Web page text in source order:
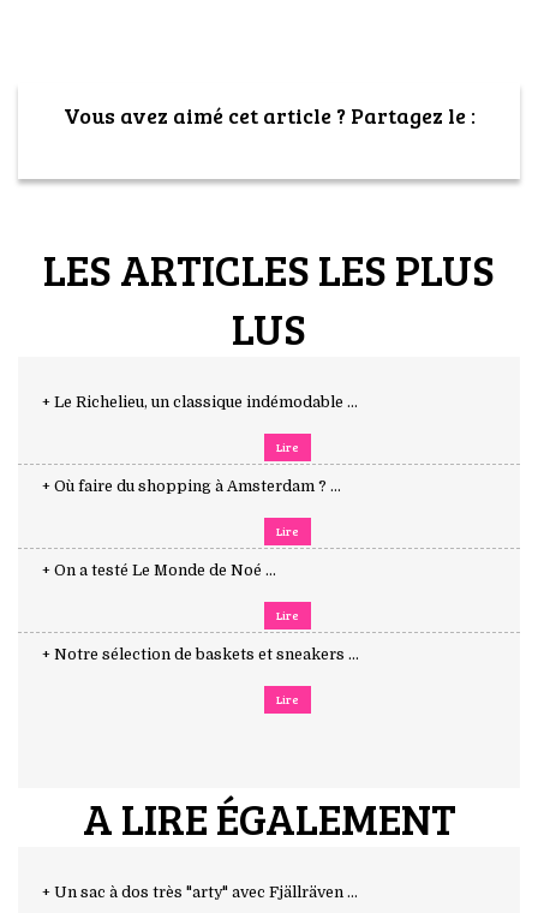
Vous avez aimé cet article ? Partagez le :
LES ARTICLES LES PLUS
LUS
+ Le Richelieu, un classique indémodable ...
Lire
+ Où faire du shopping à Amsterdam ? ...
Lire
+ On a testé Le Monde de Noé ...
Lire
+ Notre sélection de baskets et sneakers ...
Lire
A LIRE ÉGALEMENT
+ Un sac à dos très "arty" avec Fjällräven ...